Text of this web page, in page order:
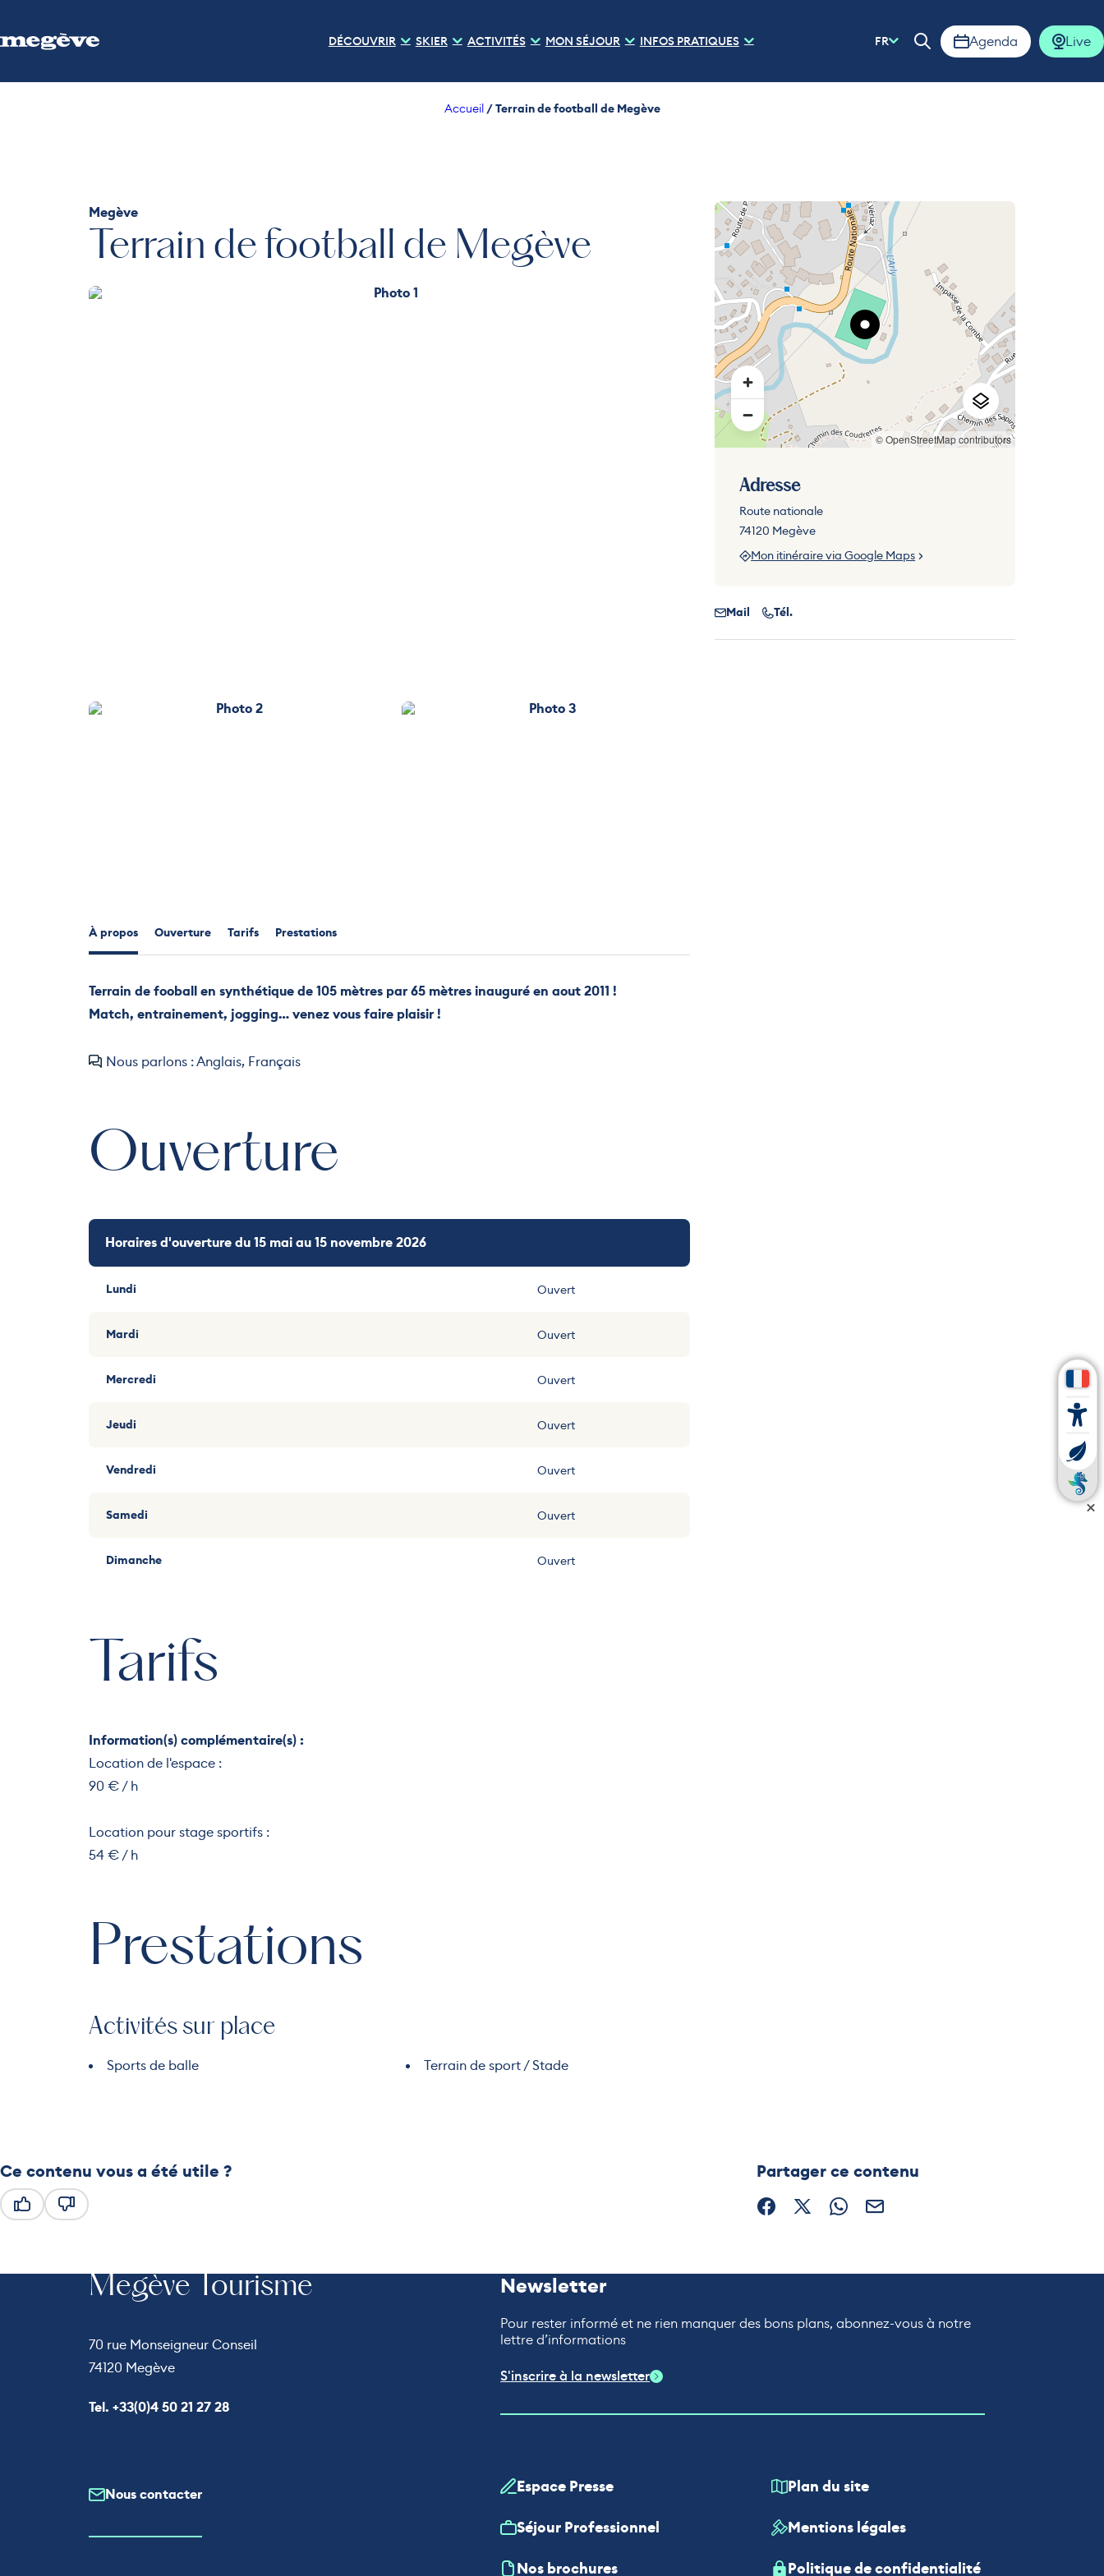
DÉCOUVRIR SKIER ACTIVITÉS MON SÉJOUR INFOS PRATIQUES FR
Ouvrir la barre de
Agenda Live
Accueil /Terrain de football de Megève
Megève
Terrain de football de Megève
Photo 1
Photo 2 Photo 3
À propos Ouverture Tarifs Prestations
Terrain de fooball en synthétique de 105 mètres par 65 mètres inauguré en aout 2011 !
Match, entrainement, jogging… venez vous faire plaisir !
Nous parlons : Anglais, Français
Ouverture
Horaires d'ouverture du 15 mai au 15 novembre 2026
Lundi Ouvert
Mardi Ouvert
Mercredi Ouvert
Jeudi Ouvert
Vendredi Ouvert
Samedi Ouvert
Dimanche Ouvert
Tarifs
Information(s) complémentaire(s) :
Location de l'espace :
90 € / h
Location pour stage sportifs :
54 € / h
Prestations
Activités sur place
Sports de balle Terrain de sport / Stade
© OpenStreetMap contributors
Adresse
Route nationale
74120 Megève
Mon itinéraire via Google Maps
Mail Tél.
Ce contenu vous a été utile ? Partager ce contenu
Partager sur Facebook (nouvelle fenêtre)
Partager sur X / Twitter (nouvelle fenêtre)
Partager sur WhatsApp
Partager par mail
Megève Tourisme
70 rue Monseigneur Conseil
74120 Megève
Appeler le
Tel. +33(0)4 50 21 27 28
Nous contacter
Newsletter
Pour rester informé et ne rien manquer des bons plans, abonnez-vous à notre
lettre d’informations
S'inscrire à la newsletter
Espace Presse
Séjour Professionnel
Nos brochures
Plan du site
Mentions légales
Politique de confidentialité